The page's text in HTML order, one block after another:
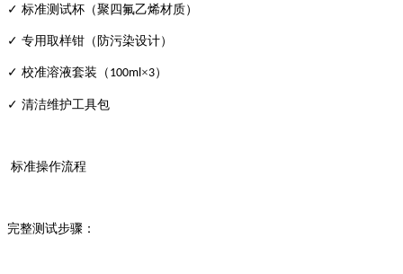
✓ 标准测试杯（聚四氟乙烯材质）
✓ 专用取样钳（防污染设计）
✓ 校准溶液套装（ 100ml ×3）
✓ 清洁维护工具包
标准操作流程
完整测试步骤：